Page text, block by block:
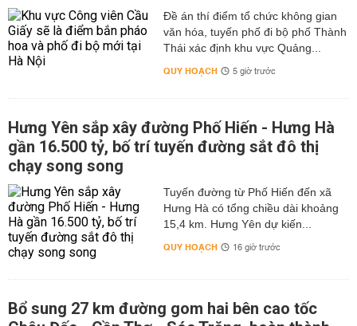
Đề án thí điểm tổ chức không gian
văn hóa, tuyến phố đi bộ phố Thành
Thái xác định khu vực Quảng...
QUY HOẠCH 5 giờ trước
Hưng Yên sắp xây đường Phố Hiến - Hưng Hà
gần 16.500 tỷ, bố trí tuyến đường sắt đô thị
chạy song song
Tuyến đường từ Phố Hiến đến xã
Hưng Hà có tổng chiều dài khoảng
15,4 km. Hưng Yên dự kiến...
QUY HOẠCH 16 giờ trước
Bổ sung 27 km đường gom hai bên cao tốc